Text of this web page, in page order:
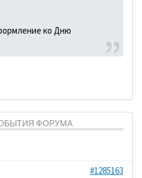
ко Дню
ФОРУМА
#1285163